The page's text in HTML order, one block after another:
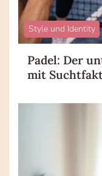
Style und Identity
Padel: Der
mit